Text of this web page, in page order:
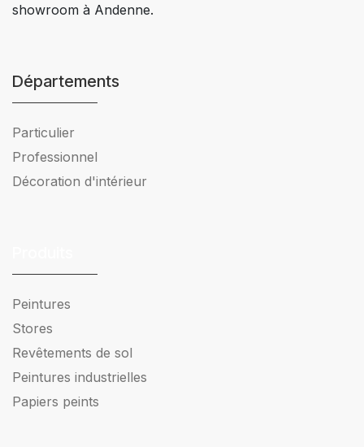
showroom à Andenne.
Départements
Particulier
Professionnel
Décoration d'intérieur
Peintures
Stores
Revêtements de sol
Peintures industrielles
Papiers peints